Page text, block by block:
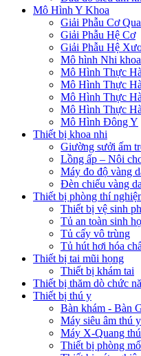
Mô Hình Y Khoa
Giải Phẫu Cơ
Giải Phẫu Hệ Cơ
Giải Phẫu Hệ
Mô hình Nhi khoa
Mô Hình Thực
Mô Hình Thực
Mô Hình Thực
Mô Hình Thực
Mô Hình Đông Y
Thiết bị khoa nhi
Giường sưởi ấm
Lồng ấp – Nôi
Máy đo độ vàng
Đèn chiếu vàng da
Thiết bị phòng thí
Thiết bị vệ sinh
Tủ an toàn sinh
Tủ cấy vô trùng
Tủ hút hơi hóa
Thiết bị tai mũi họng
Thiết bị khám tai
Thiết bị thăm dò chức
Thiết bị thú y
Bàn khám - Bàn
Máy siêu âm thú y
Máy X-Quang
Thiết bị phòng